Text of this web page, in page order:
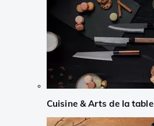
Cuisine & Arts de la table